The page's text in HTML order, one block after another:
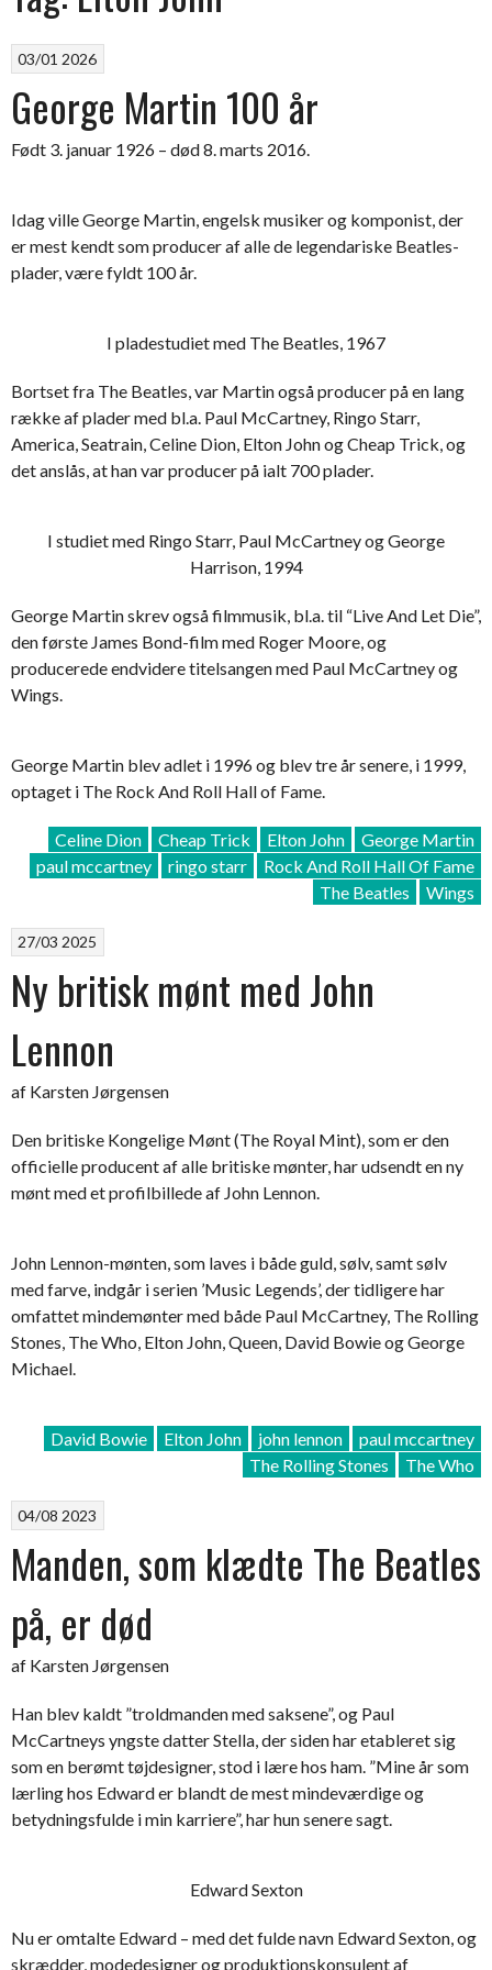
03/01 2026
George Martin 100 år
Født 3. januar 1926 – død 8. marts 2016.
Idag ville George Martin, engelsk musiker og komponist, der
er mest kendt som producer af alle de legendariske Beatles-
plader, være fyldt 100 år.
I pladestudiet med The Beatles, 1967
Bortset fra The Beatles, var Martin også producer på en lang
række af plader med bl.a. Paul McCartney, Ringo Starr,
America, Seatrain, Celine Dion, Elton John og Cheap Trick, og
det anslås, at han var producer på ialt 700 plader.
I studiet med Ringo Starr, Paul McCartney og George
Harrison, 1994
George Martin skrev også filmmusik, bl.a. til “Live And Let Die”,
den første James Bond-film med Roger Moore, og
producerede endvidere titelsangen med Paul McCartney og
Wings.
George Martin blev adlet i 1996 og blev tre år senere, i 1999,
optaget i The Rock And Roll Hall of Fame.
Celine Dion Cheap Trick Elton John
George Martin
paul mccartney
ringo starr
Rock And Roll Hall Of Fame
The Beatles
Wings
27/03 2025
Ny britisk mønt med John
Lennon
af Karsten Jørgensen
Den britiske Kongelige Mønt (The Royal Mint), som er den
officielle producent af alle britiske mønter, har udsendt en ny
mønt med et profilbillede af John Lennon.
John Lennon-mønten, som laves i både guld, sølv, samt sølv
med farve, indgår i serien ’Music Legends’, der tidligere har
omfattet mindemønter med både Paul McCartney, The Rolling
Stones, The Who, Elton John, Queen, David Bowie og George
Michael.
David Bowie Elton John john lennon
paul mccartney
The Rolling Stones
The Who
04/08 2023
Manden, som klædte The Beatles
på, er død
af Karsten Jørgensen
Han blev kaldt ”troldmanden med saksene”, og Paul
McCartneys yngste datter Stella, der siden har etableret sig
som en berømt tøjdesigner, stod i lære hos ham. ”Mine år som
lærling hos Edward er blandt de mest mindeværdige og
betydningsfulde i min karriere”, har hun senere sagt.
Edward Sexton
Nu er omtalte Edward – med det fulde navn Edward Sexton, og
skrædder, modedesigner og produktionskonsulent af